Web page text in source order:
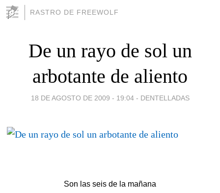
RASTRO DE FREEWOLF
De un rayo de sol un
arbotante de aliento
18 DE AGOSTO DE 2009 - 19:04 - DENTELLADAS
Son las seis de la mañana